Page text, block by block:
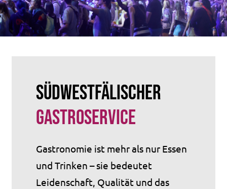
Südwestfälischer
Gastroservice
Gastronomie ist mehr als nur Essen
und Trinken – sie bedeutet
Leidenschaft, Qualität und das